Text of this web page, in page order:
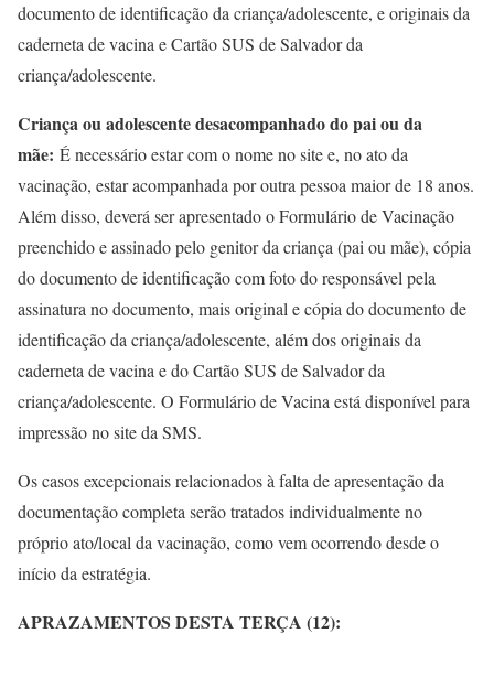
documento de identificação da criança/adolescente, e originais da
caderneta de vacina e Cartão SUS de Salvador da
criança/adolescente.
Criança ou adolescente desacompanhado do pai ou da
mãe: É necessário estar com o nome no site e, no ato da
vacinação, estar acompanhada por outra pessoa maior de 18 anos.
Além disso, deverá ser apresentado o Formulário de Vacinação
preenchido e assinado pelo genitor da criança (pai ou mãe), cópia
do documento de identificação com foto do responsável pela
assinatura no documento, mais original e cópia do documento de
identificação da criança/adolescente, além dos originais da
caderneta de vacina e do Cartão SUS de Salvador da
criança/adolescente. O Formulário de Vacina está disponível para
impressão no site da SMS.
Os casos excepcionais relacionados à falta de apresentação da
documentação completa serão tratados individualmente no
próprio ato/local da vacinação, como vem ocorrendo desde o
início da estratégia.
APRAZAMENTOS DESTA TERÇA (12):